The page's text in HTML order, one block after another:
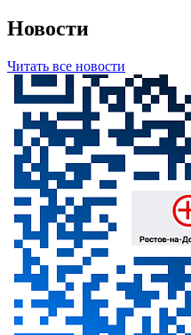
Новости
Читать все новости